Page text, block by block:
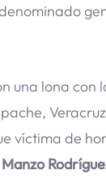
una lona con
víctima de